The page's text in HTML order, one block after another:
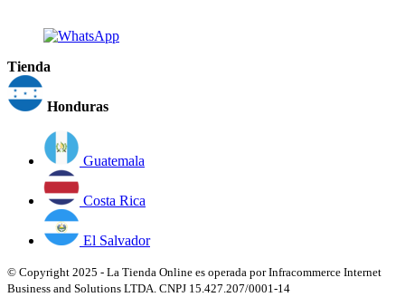
Tienda
Honduras
Guatemala
Costa Rica
El Salvador
© Copyright 2025 - La Tienda Online es operada por Infracommerce Internet
Business and Solutions LTDA. CNPJ 15.427.207/0001-14